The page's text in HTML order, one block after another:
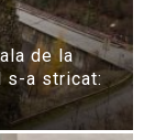
de la
s-a stricat: